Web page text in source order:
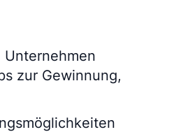
Unternehmen
zur Gewinnung,